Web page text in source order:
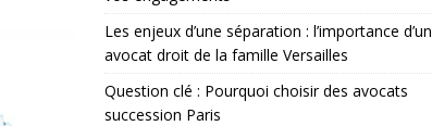
Les enjeux d’une séparation : l’importance d’un
avocat droit de la famille Versailles
Question clé : Pourquoi choisir des avocats
succession Paris